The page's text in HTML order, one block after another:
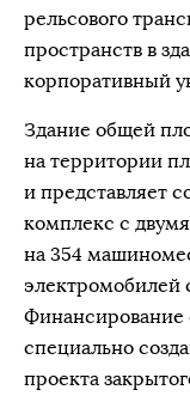
рельсового
пространств в
корпоративный
Здание общей
на территории
и представляет
комплекс с
на 354
электромобилей
Финансирование
специально
проекта